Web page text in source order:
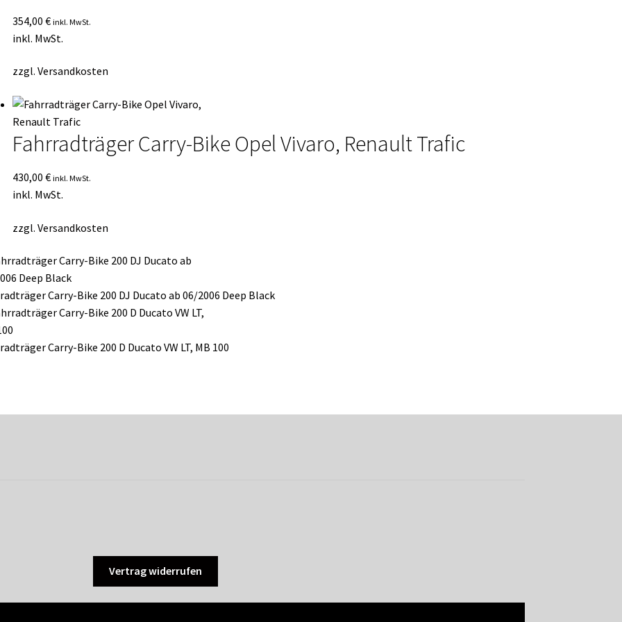
354,00 € inkl. MwSt.
inkl. MwSt.
zzgl. Versandkosten
Fahrradträger Carry-Bike Opel Vivaro, Renault Trafic
430,00 € inkl. MwSt.
inkl. MwSt.
zzgl. Versandkosten
Carry-Bike 200 DJ Ducato ab 06/2006 Deep Black
Carry-Bike 200 D Ducato VW LT, MB 100
Vertrag widerrufen